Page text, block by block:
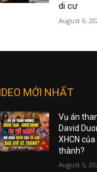
di cư
August 6,
MỚI NHẤT
Vụ án
David
XHCN
thành?
August 5,